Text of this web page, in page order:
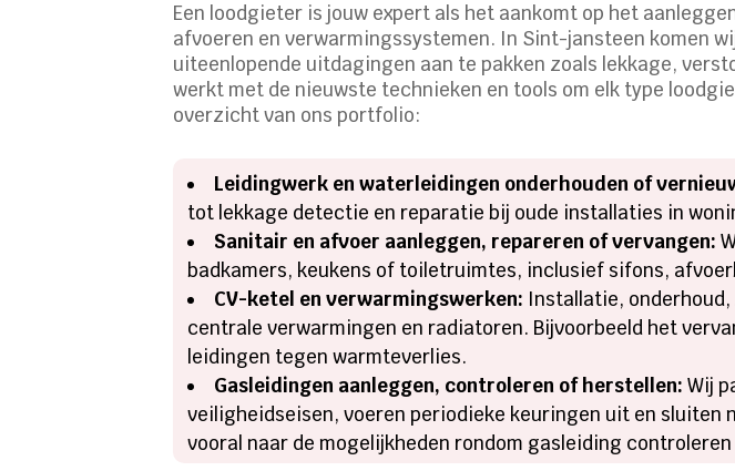
Een loodgieter is jouw expert als het aankomt op het
afvoeren en verwarmingssystemen. In Sint-jansteen komen
uiteenlopende uitdagingen aan te pakken zoals lekkage,
werkt met de nieuwste technieken en tools om elk type
overzicht van ons portfolio:
Leidingwerk en waterleidingen onderhouden of
tot lekkage detectie en reparatie bij oude installaties in
Sanitair en afvoer aanleggen, repareren of vervangen:
badkamers, keukens of toiletruimtes, inclusief sifons,
CV-ketel en verwarmingswerken: Installatie,
centrale verwarmingen en radiatoren. Bijvoorbeeld het
leidingen tegen warmteverlies.
Gasleidingen aanleggen, controleren of herstellen: Wij
veiligheidseisen, voeren periodieke keuringen uit en
vooral naar de mogelijkheden rondom gasleiding